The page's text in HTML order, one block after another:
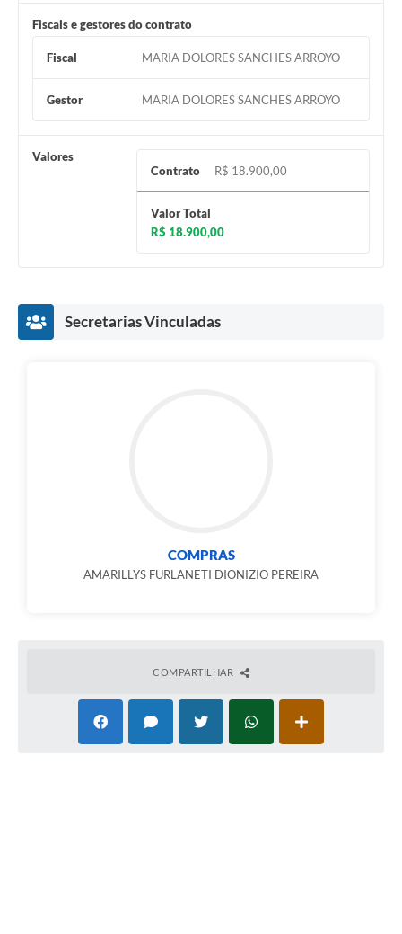
Fiscais e gestores do contrato
Fiscal MARIA DOLORES SANCHES ARROYO
Gestor MARIA DOLORES SANCHES ARROYO
Valores
Contrato
R$ 18.900,00
Valor Total
R$ 18.900,00
Secretarias Vinculadas
COMPRAS
AMARILLYS FURLANETI DIONIZIO PEREIRA
COMPARTILHAR